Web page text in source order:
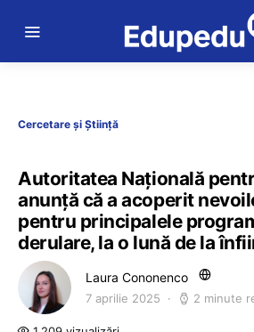
Cercetare și Știință
Autoritatea Națională
anunță că a acoperit
pentru principalele
derulare, la o lună de la
Laura Cononenco
7 aprilie 2025 2 minute